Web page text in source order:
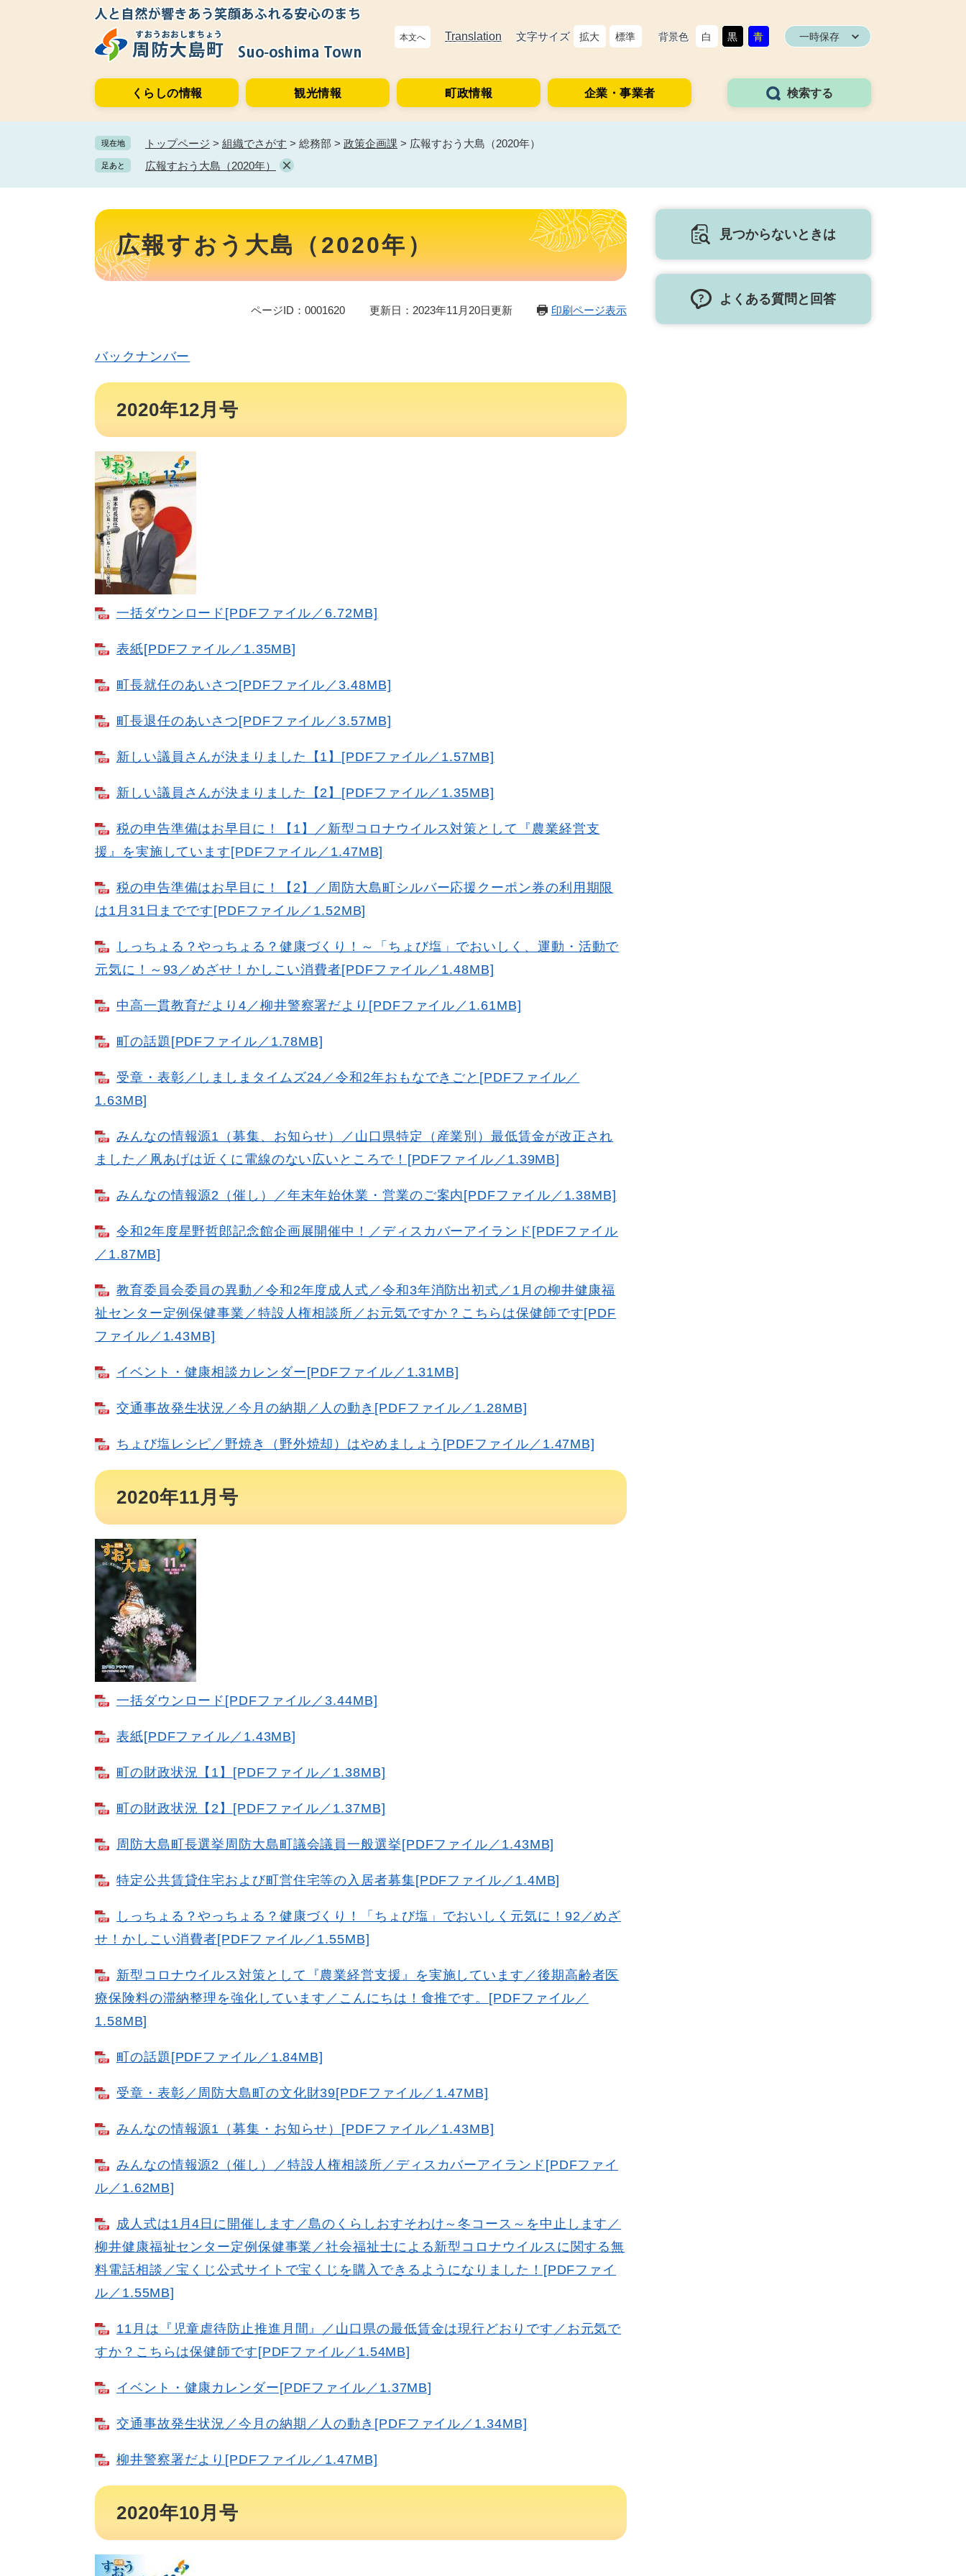
本文へ Translation 文字サイズ 拡大 標準 背景色 白 黒 青 一時保存
くらしの情報 観光情報 町政情報 企業・事業者 検索する
現在地 トップページ > 組織でさがす > 総務部 > 政策企画課 > 広報すおう大島（2020年）
足あと 広報すおう大島（2020年）
本
広報すおう大島（2020年）
ページID：0001620 更新日：2023年11月20日更新 印刷ページ表示
バックナンバー
2020年12月号
一括ダウンロード​[PDFファイル／6.72MB]
表紙[PDFファイル／1.35MB]
町長就任のあいさつ[PDFファイル／3.48MB]
町長退任のあいさつ[PDFファイル／3.57MB]
新しい議員さんが決まりました【1】[PDFファイル／1.57MB]
新しい議員さんが決まりました【2】[PDFファイル／1.35MB]
税の申告準備はお早目に！【1】／新型コロナウイルス対策として『農業経営支
援』を実施しています[PDFファイル／1.47MB]
税の申告準備はお早目に！【2】／周防大島町シルバー応援クーポン券の利用期限
は1月31日までです[PDFファイル／1.52MB]
しっちょる？やっちょる？健康づくり！～「ちょび塩」でおいしく、運動・活動で
元気に！～93／めざせ！かしこい消費者[PDFファイル／1.48MB]
中高一貫教育だより4／柳井警察署だより[PDFファイル／1.61MB]
町の話題[PDFファイル／1.78MB]
受章・表彰／しましまタイムズ24／令和2年おもなできごと[PDFファイル／
1.63MB]
みんなの情報源1（募集、お知らせ）／山口県特定（産業別）最低賃金が改正され
ました／凧あげは近くに電線のない広いところで！[PDFファイル／1.39MB]
みんなの情報源2（催し）／年末年始休業・営業のご案内[PDFファイル／1.38MB]
令和2年度星野哲郎記念館企画展開催中！／ディスカバーアイランド[PDFファイル
／1.87MB]
教育委員会委員の異動／令和2年度成人式／令和3年消防出初式／1月の柳井健康福
祉センター定例保健事業／特設人権相談所／お元気ですか？こちらは保健師です[PDF
ファイル／1.43MB]
イベント・健康相談カレンダー[PDFファイル／1.31MB]
交通事故発生状況／今月の納期／人の動き[PDFファイル／1.28MB]
ちょび塩レシピ／野焼き（野外焼却）はやめましょう[PDFファイル／1.47MB]
2020年11月号
一括ダウンロード​[PDFファイル／3.44MB]
表紙[PDFファイル／1.43MB]
町の財政状況【1】[PDFファイル／1.38MB]
町の財政状況【2】[PDFファイル／1.37MB]
周防大島町長選挙周防大島町議会議員一般選挙[PDFファイル／1.43MB]
特定公共賃貸住宅および町営住宅等の入居者募集[PDFファイル／1.4MB]
しっちょる？やっちょる？健康づくり！「ちょび塩」でおいしく元気に！92／めざ
せ！かしこい消費者[PDFファイル／1.55MB]
新型コロナウイルス対策として『農業経営支援』を実施しています／後期高齢者医
療保険料の滞納整理を強化しています／こんにちは！食推です。[PDFファイル／
1.58MB]
町の話題[PDFファイル／1.84MB]
受章・表彰／周防大島町の文化財39[PDFファイル／1.47MB]
みんなの情報源1（募集・お知らせ）[PDFファイル／1.43MB]
みんなの情報源2（催し）／特設人権相談所／ディスカバーアイランド[PDFファイ
ル／1.62MB]
成人式は1月4日に開催します／島のくらしおすそわけ～冬コース～を中止します／
柳井健康福祉センター定例保健事業／社会福祉士による新型コロナウイルスに関する無
料電話相談／宝くじ公式サイトで宝くじを購入できるようになりました！[PDFファイ
ル／1.55MB]
11月は『児童虐待防止推進月間』／山口県の最低賃金は現行どおりです／お元気で
すか？こちらは保健師です[PDFファイル／1.54MB]
イベント・健康カレンダー[PDFファイル／1.37MB]
交通事故発生状況／今月の納期／人の動き[PDFファイル／1.34MB]
柳井警察署だより[PDFファイル／1.47MB]
2020年10月号
見つからないときは
よくある質問と回答